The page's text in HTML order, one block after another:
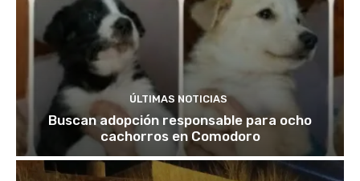
ÚLTIMAS NOTICIAS
Buscan adopción responsable para ocho
cachorros en Comodoro